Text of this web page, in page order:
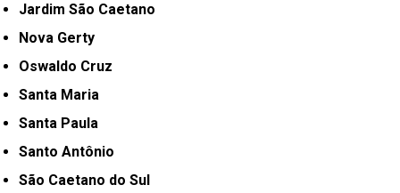
Jardim São Caetano
Nova Gerty
Oswaldo Cruz
Santa Maria
Santa Paula
Santo Antônio
São Caetano do Sul